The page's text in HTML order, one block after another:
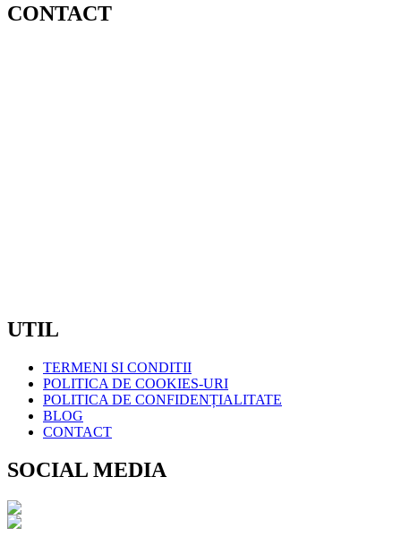
CONTACT
UTIL
TERMENI SI CONDITII
POLITICA DE COOKIES-URI
POLITICA DE CONFIDENȚIALITATE
BLOG
CONTACT
SOCIAL MEDIA